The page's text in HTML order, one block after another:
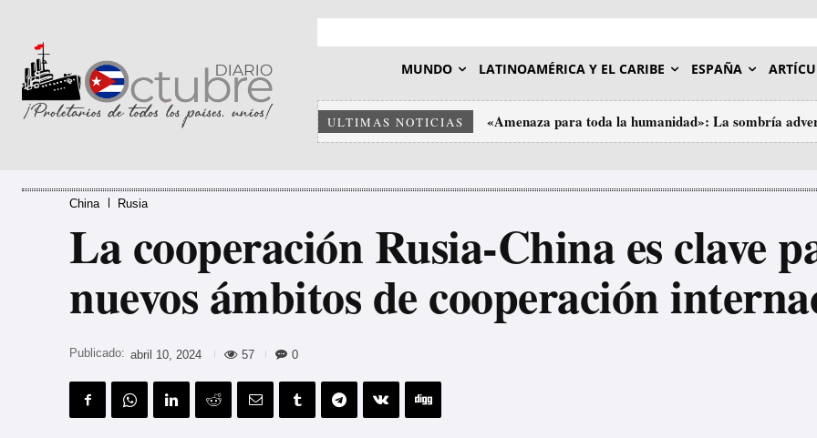
MUNDO LATINOAMÉRICA Y EL CARIBE ESPAÑA
ULTIMAS NOTICIAS «Amenaza para toda la humanidad»: La sombría
Tres grandes bancos de Wall Street facilitaron a
China Rusia
La cooperación Rusia-China es clave
nuevos ámbitos de cooperación
Publicado: abril 10, 2024 57 0